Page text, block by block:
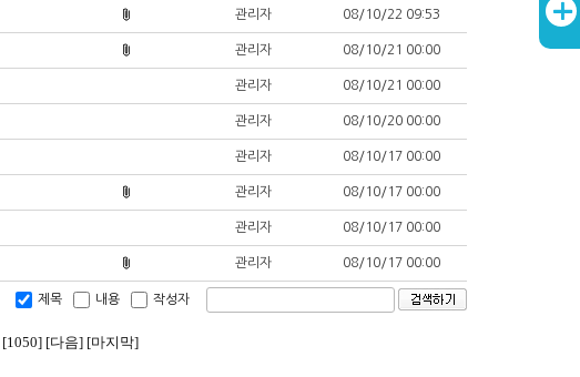
관리자 08/10/22 09:53
관리자 08/10/21 00:00
관리자 08/10/21 00:00
관리자 08/10/20 00:00
관리자 08/10/17 00:00
관리자 08/10/17 00:00
관리자 08/10/17 00:00
관리자 08/10/17 00:00
제목 내용 작성자
[1050] [다음] [마지막]